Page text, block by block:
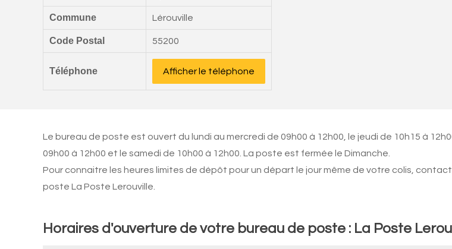
Commune Lérouville
Code Postal 55200
Téléphone Afficher le téléphone
Le bureau de poste est ouvert du lundi au mercredi de 09h00 à 12h00, le jeudi de 10h15 à
09h00 à 12h00 et le samedi de 10h00 à 12h00. La poste est fermée le Dimanche.
Pour connaitre les heures limites de dépôt pour un départ le jour même de votre colis,
poste La Poste Lerouville.
Horaires d'ouverture de votre bureau de poste : La Poste